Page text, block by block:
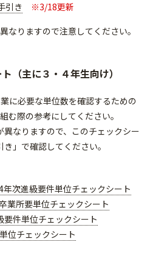
引き
※3/18更新
りますので注意してください。
（主に３・４年生向け）
に必要な単位数を確認するための
む際の参考にしてください。
なりますので、このチェックシー
」で確認してください。
次進級要件単位チェックシート
所要単位チェックシート
件単位チェックシート
位チェックシート